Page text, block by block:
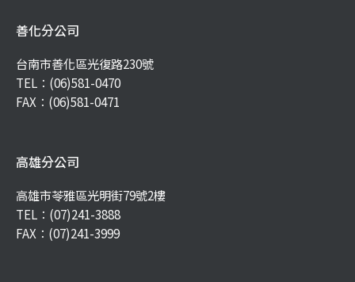
善化分公司
台南市善化區光復路230號
TEL： (06)581-0470
FAX：(06)581-0471
高雄分公司
高雄市苓雅區光明街79號2樓
TEL： (07)241-3888
FAX：(07)241-3999